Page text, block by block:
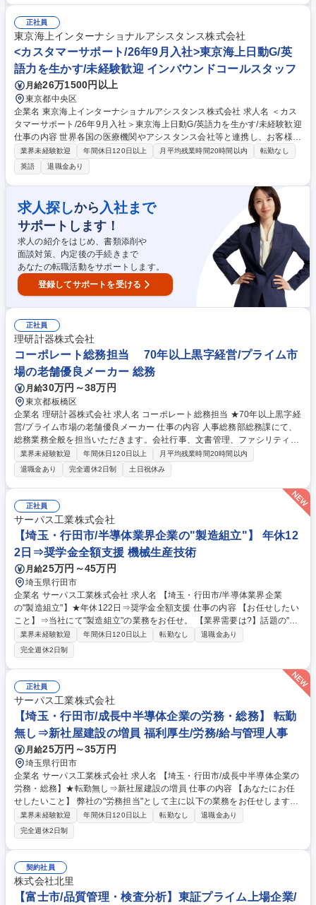
ー対応 (2)LIMSによる帳票発行、検体採取の指示・管理 (3)試験の差配お
よび進捗管理 (4)メンバーへのGMP教育・育成 ※試験そのものを行う以上
に、データが正しく出ているかを監督・管理する役割です。 募集職種
【福島県/小名浜工場】医薬品の品質管理（試験確認・管理・DI推進）
正社員
東京海上インターナショナルアシスタンス株式会社
<カスタマーサポート/26年9月入社>東京海上日動G/英
語力を生かす/未経験歓迎 インバウンドコールスタッフ
月給26万1500円以上
東京都中央区
企業名 東京海上インターナショナルアシスタンス株式会社 求人名 ＜カス
タマーサポート/26年9月入社＞東京海上日動G/英語力を生かす/未経験歓迎
仕事の内容 世界各国の医療機関やアシスタンス会社等と連携し、お客様
(海外旅行中の方やインバウンドで日本に滞在中の方等)からのSOSに対応
します。 ※業務に関する変更範囲：当社業務全般 「体調を崩してしまっ
た/怪我をしてしまった」等をはじめ、お客様のお困りごとに対し、医療機
関・医療通訳・日本人スタッフのいる提携施設の紹介や手配など、最適な
方法を自ら考え、世界中の様々な関係者と連携しながら主体的にコーディ
ネートしサービスを提供します。 【入社後について】独り立ちするまで
は、各種研修や先輩社員によるOJTでサポートしますのでご安心ください
(目安：7か月程度)。 募集職種 ＜カスタマーサポート/26年9月入社＞東京
海上日動G/英語力を生かす/未経験歓迎
業界未経験歓迎 年間休日120日以上 月平均残業時間20時間以内
転勤なし
英語
退職金あり
求人探しから 入社まで
サポートします！
求人の紹介をはじめ、書類添削や
面談対策、内定後の手続きまで
あなたの転職活動をサポートします。
登録してサポートを受ける
正社員
理研計器株式会社
コーポレート総務担当 70年以上黒字経営/プライム市
場の老舗優良メーカー 総務
月給30万円～38万円
東京都板橋区
企業名 理研計器株式会社 求人名 コーポレート総務担当 ★70年以上黒字経
営/プライム市場の老舗優良メーカー 仕事の内容 人事総務部総務課にて、
総務業務全般を担当いただきます。会社行事、文書管理、ファシリティ管
理、防災、安全衛生、福利厚生、社内広報など、会社運営を支える幅広い
業務に携わります。 【詳細】■総務・庶務業務：社内規程、各種文書の管
理、印章管理、備品事務用品の調達・管理、各種契約・保険契約の管理、
官公庁および外部団体対応 ■ファシリティマネジメント：本社および事業
所の設備管理 等■安全衛生・福利厚生：健康診断運営、ストレスチェック
運営、安全衛生・福利厚生 ■防災・BCP：防災訓練の企画・運営 ■社内広
報・会社行事：社内報等の企画・運営、株主総会運営支援 など 募集職種
コーポレート総務担当 ★70年以上黒字経営/プライム市場の老舗優良メー
カー
業界未経験歓迎 年間休日120日以上
月平均残業時間20時間以内
退職金あり
完全週休2日制 土日祝休み
正社員
サーパス工業株式会社
【埼玉・行田市/半導体業界企業の"製造組立"】 年休12
2日⇒奨学金全額支援 機械生産技術
月給25万円～45万円
埼玉県行田市
企業名 サーパス工業株式会社 求人名 【埼玉・行田市/半導体業界企業
の"製造組立"】★年休122日⇒奨学金全額支援 仕事の内容 【お任せしたい
こと】⇒当社にて"製造組立"の業務をお任せ。 【業界需要は?】話題の"A
I"には頭脳の『半導体』が不可欠です。その製造に不可欠な薬液コントロ
ール機器を製造しており、需要も伸びています 【具体的には…】 ⇒当社
製品をクリーンルーム内で製造組立から検査までの全工程を行っていただ
きます。 【入社後の流れは…?】 ⇒入社後は組立部署にてOJTを中心に業
務を習得いただきます。 将来的には現場リーダーとして、メンバーの指導
や工程改善などにも携わり、組織を牽引していただくポジションでの活躍
を期待しています。 募集職種 【埼玉・行田市/半導体業界企業の"製造組
立"】★年休122日⇒奨学金全額支援
業界未経験歓迎 年間休日120日以上 転勤なし
退職金あり
完全週休2日制
正社員
サーパス工業株式会社
【埼玉・行田市/成長中半導体企業の労務・総務】 転勤
無し⇒新社屋建設の増員 福利厚生/労務/給与管理人事
月給25万円～35万円
埼玉県行田市
企業名 サーパス工業株式会社 求人名 【埼玉・行田市/成長中半導体企業の
労務・総務】★転勤無し⇒新社屋建設の増員 仕事の内容 【あなたにお任
せしたいこと】 弊社の"労務担当"として主に以下の業務をお任せします。
また、状況に応じて総務業務もお任せしますので、色々な角度から弊社を
支えていただければと思います。 【労務業務】■労務管理 ■勤怠管理 ■入
退社手続き ■給与計算・社保手続き ■就業規則の整備・改訂 ■労務相談対
応 等 【総務業務】■備品・設備管理 ■契約書整理 ■社内イベント運営 ■各
種規定整備 ■安全衛生、福利厚生業務 ■社内プロジェクトの推進 ※日々の
運用業務だけでなく、業務フローの見直しや新しい仕組みづくりなど、会
社全体をより良くするための改善提案にも積極的に携わっていただきま
す。 募集職種 【埼玉・行田市/成長中半導体企業の労務・総務】★転勤無
業界未経験歓迎 年間休日120日以上 転勤なし
退職金あり
完全週休2日制
契約社員
株式会社北里
【富士市/品質管理・検査分析】東証プライム上場企業/